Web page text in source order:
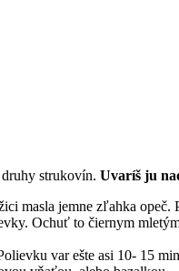
strukovín. Uvaríš ju
masla jemne zľahka
Ochuť to čiernym
var ešte asi 10- 15